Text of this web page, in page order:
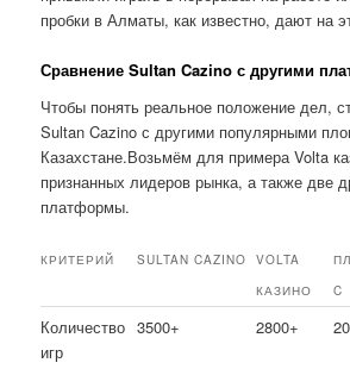
пробки в Алматы, как известно, дают на
Сравнение Sultan Cazino с другими
Чтобы понять реальное положение дел,
Sultan Cazino с другими популярными
Казахстане.Возьмём для примера Volta
признанных лидеров рынка, а также две
платформы.
КРИТЕРИЙ SULTAN CAZINO
VOLTA
КАЗИНО
C
Количество
игр
3500+ 2800+